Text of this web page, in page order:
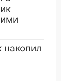
накопил